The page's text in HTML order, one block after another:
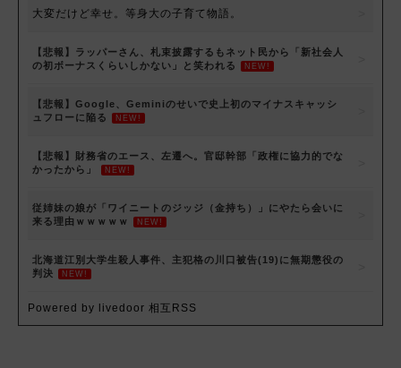
大変だけど幸せ。等身大の子育て物語。
【悲報】ラッパーさん、札束披露するもネット民から「新社会人
の初ボーナスくらいしかない」と笑われる
NEW!
【悲報】Google、Geminiのせいで史上初のマイナスキャッシ
ュフローに陥る
NEW!
【悲報】財務省のエース、左遷へ。官邸幹部「政権に協力的でな
かったから」
NEW!
従姉妹の娘が「ワイニートのジッジ（金持ち）」にやたら会いに
来る理由ｗｗｗｗｗ
NEW!
北海道江別大学生殺人事件、主犯格の川口被告(19)に無期懲役の
判決
NEW!
Powered by livedoor 相互RSS